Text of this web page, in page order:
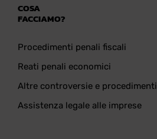
COSA
FACCIAMO?
Procedimenti penali fiscali
Reati penali economici
Altre controversie e procedimenti
Assistenza legale alle imprese